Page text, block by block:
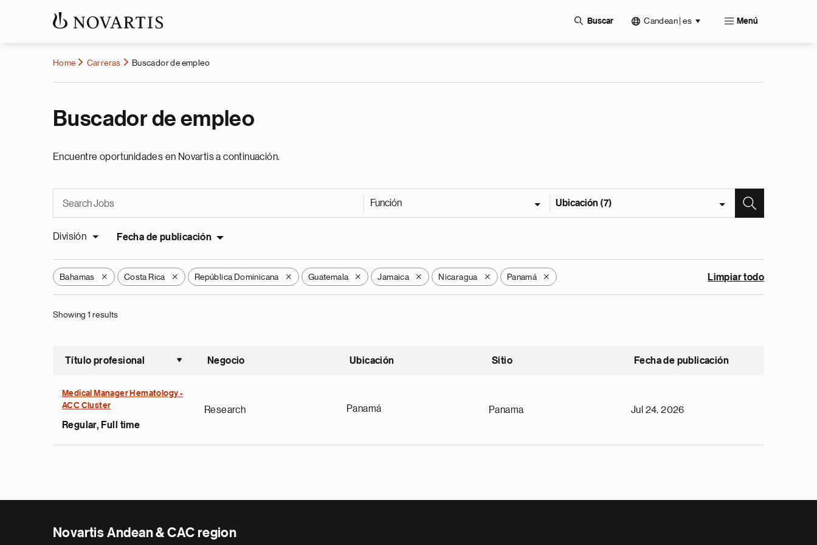
Buscar Candean | es Menú
Home Carreras Buscador de empleo
Buscador de empleo
Encuentre oportunidades en Novartis a continuación.
Función Ubicación (7)
División Fecha de publicación
Bahamas X Costa Rica X República Dominicana X Guatemala X Jamaica X Nicaragua X Panamá X Limpiar todo
Showing 1 results
Título profesional
Ordenar ascendente
Negocio Ubicación Sitio Fecha de publicación
Medical Manager Hematology -
ACC Cluster
Regular, Full time
Research Panamá Panama Jul 24, 2026
Novartis Andean & CAC region